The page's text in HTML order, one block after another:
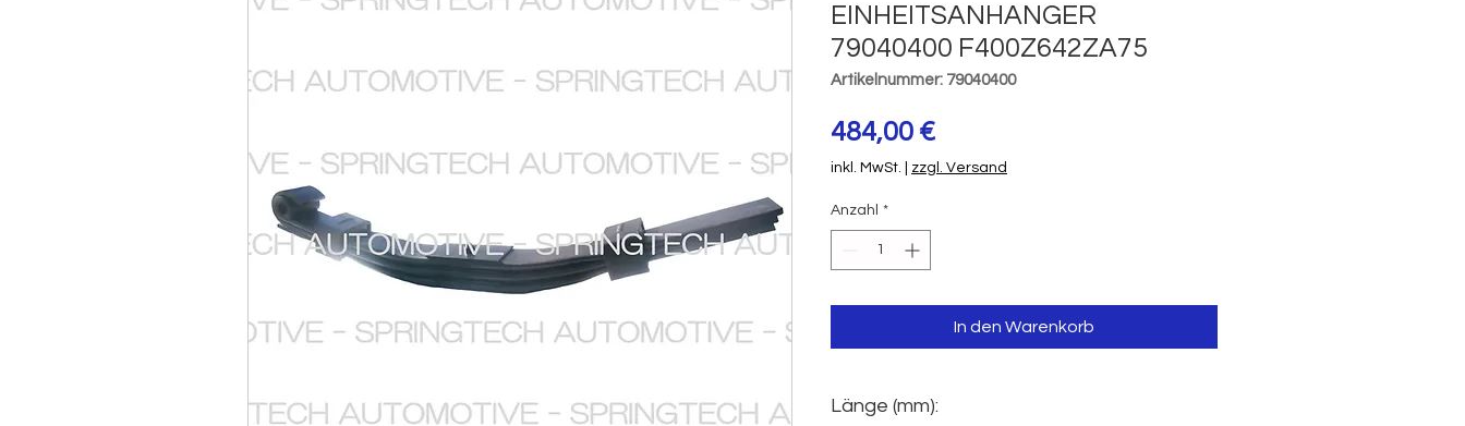
EINHEITSANHANGER
79040400 F400Z642ZA75
Artikelnummer: 79040400
484,00 €Preis
inkl. MwSt. zzgl. Versand
Anzahl *
In den Warenkorb
Länge (mm):